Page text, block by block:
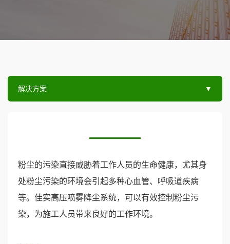
解决方案 ▼
粉尘的污染直接威胁着工作人员的生命健康，尤其身
处粉尘污染的环境会引起多种心血管、呼吸道疾病
等。佳实高压喷雾降尘系统，可以有效控制粉尘污
染，为施工人员带来良好的工作环境。